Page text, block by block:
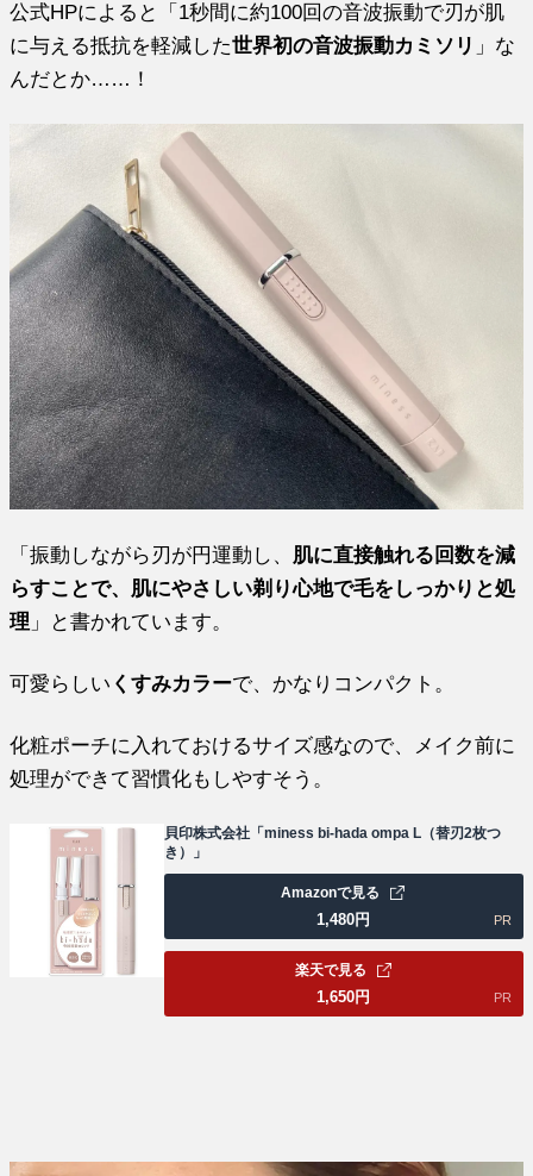
公式HPによると「1秒間に約100回の音波振動で刃が肌
に与える抵抗を軽減した世界初の音波振動カミソリ 」な
んだとか……！
「振動しながら刃が円運動し、 肌に直接触れる回数を減
らすことで、肌にやさしい剃り心地で毛をしっかりと処
理 」と書かれています。
可愛らしい くすみカラーで、かなりコンパクト。
化粧ポーチに入れておけるサイズ感なので、メイク前に
処理ができて習慣化もしやすそう。
貝印株式会社「miness bi-hada ompa L（替刃2枚つ
き）」
1,480円
Amazonで見る
PR
1,650円
楽天で見る
PR